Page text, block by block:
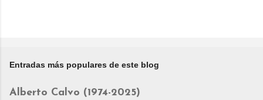
Entradas más populares de este blog
Alberto Calvo (1974-2025)